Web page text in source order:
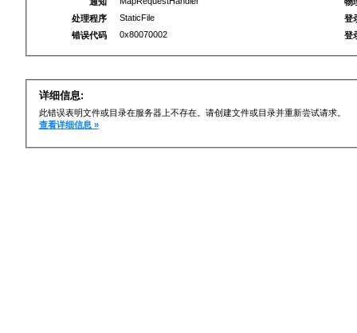
处理程序
StaticFile
错误代码
0x80070002
登
登
详细信息:
此错误表明文件或目录在服务器上不存在。请创建文件或目录并重新尝试请求。
查看详细信息 »